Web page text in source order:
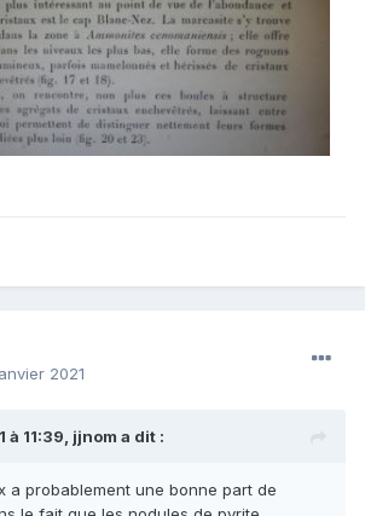
2021
à 11:39, jjnom a dit :
a probablement une bonne part de